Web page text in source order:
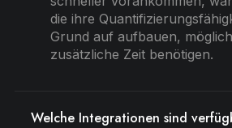
die ihre
Grund auf aufbauen,
zusätzliche Zeit benötigen.
Welche Integrationen sind